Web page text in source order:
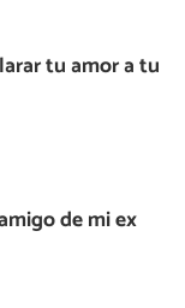
tu amor a tu
de mi ex